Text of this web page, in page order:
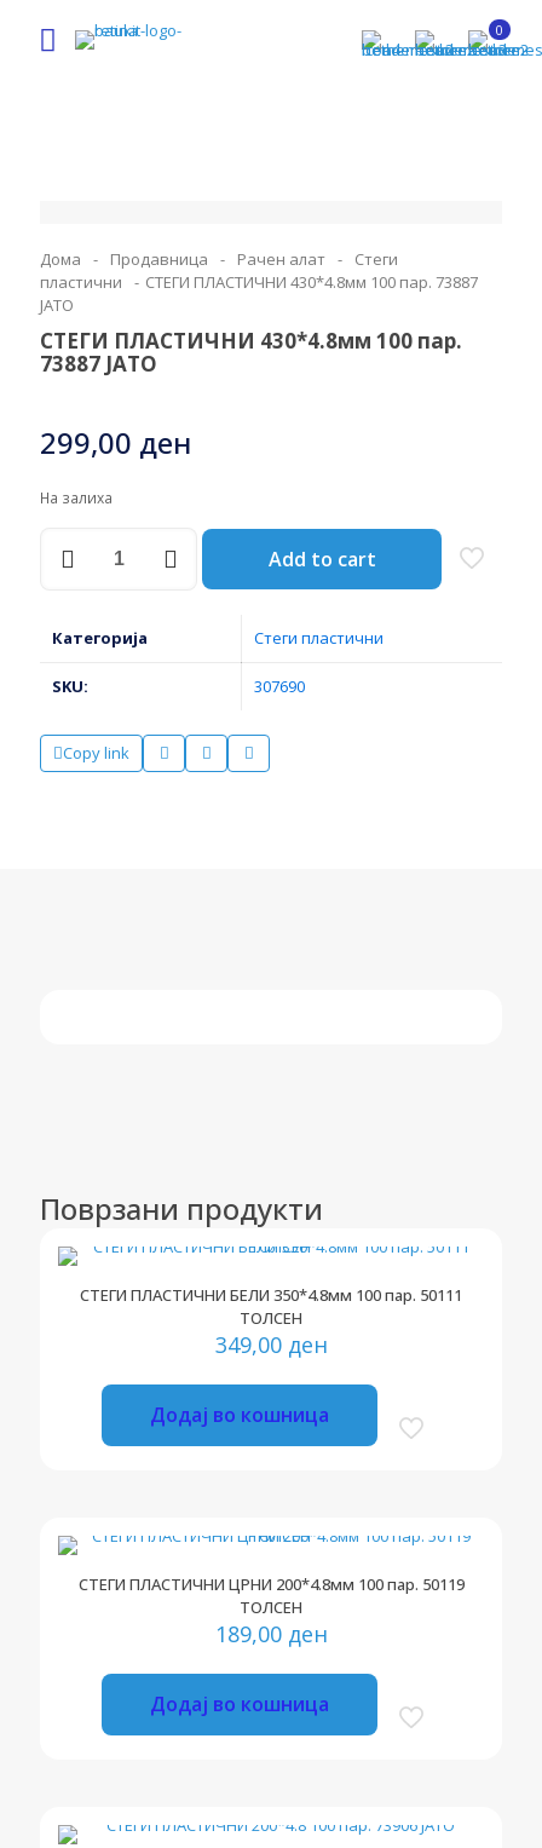
0
Дома - Продавница - Рачен алат -
Стеги
пластични
- СТЕГИ ПЛАСТИЧНИ 430*4.8мм 100 пар. 73887
ЈАТО
СТЕГИ ПЛАСТИЧНИ 430*4.8мм 100 пар.
73887 ЈАТО
299,00 ден
На залиха
ПЛАСТИЧНИ
пар.
количина
Add to cart
Категорија Стеги пластични
SKU: 307690
Copy link
Поврзани продукти
СТЕГИ ПЛАСТИЧНИ БЕЛИ 350*4.8мм 100 пар. 50111
ТОЛСЕН
349,00 ден
Додај во кошница
СТЕГИ ПЛАСТИЧНИ ЦРНИ 200*4.8мм 100 пар. 50119
ТОЛСЕН
189,00 ден
Додај во кошница